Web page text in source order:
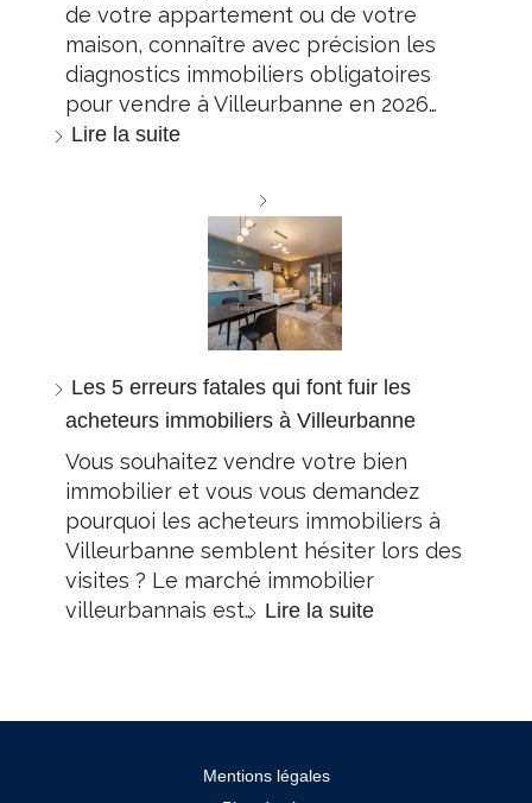
de votre appartement ou de votre
maison, connaître avec précision les
diagnostics immobiliers obligatoires
pour vendre à Villeurbanne en 2026…
Lire la suite
Les 5 erreurs fatales qui font fuir les
acheteurs immobiliers à Villeurbanne
Vous souhaitez vendre votre bien
immobilier et vous vous demandez
pourquoi les acheteurs immobiliers à
Villeurbanne semblent hésiter lors des
visites ? Le marché immobilier
villeurbannais est… Lire la suite
Mentions légales